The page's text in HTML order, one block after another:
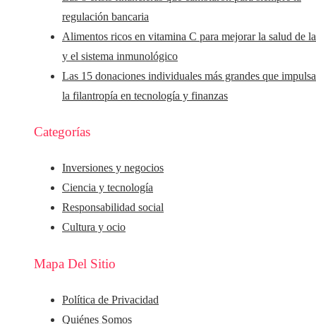
regulación bancaria
Alimentos ricos en vitamina C para mejorar la salud de
y el sistema inmunológico
Las 15 donaciones individuales más grandes que
la filantropía en tecnología y finanzas
Categorías
Inversiones y negocios
Ciencia y tecnología
Responsabilidad social
Cultura y ocio
Mapa Del Sitio
Política de Privacidad
Quiénes Somos